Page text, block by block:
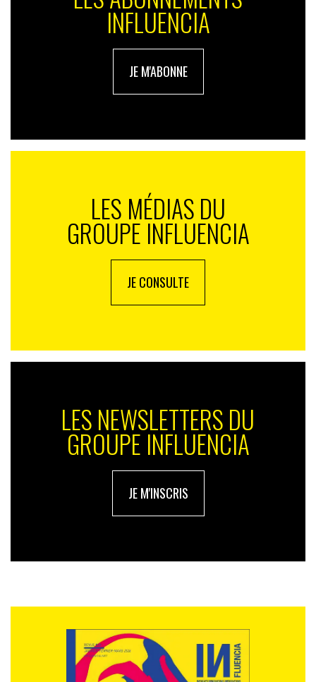
autres agences pour articuler son concept sur tous les
fronts : Weber Shandwick pour les contenus à
USA Today, Huffington Post, Le Figaro, El Pais). Avec en
rapportés par l’étude YouGov et le discours de la
belle démonstration du marketing intelligent.
Par ici le « 3 minutes » :
Et par là la version TV :
Pour découvrir le site dédié, c’est ici.
INFLUENCIA
JE M'ABONNE
LES MÉDIAS DU
GROUPE INFLUENCIA
JE CONSULTE
LES NEWSLETTERS DU
GROUPE INFLUENCIA
JE M'INSCRIS